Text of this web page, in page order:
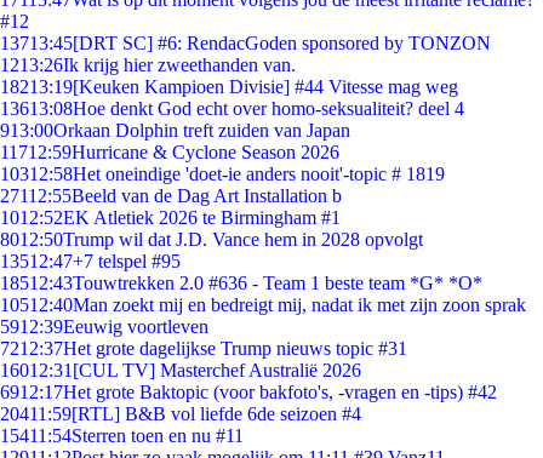
#12
13713:45[DRT SC] #6: RendacGoden sponsored by TONZON
1213:26Ik krijg hier zweethanden van.
18213:19[Keuken Kampioen Divisie] #44 Vitesse mag weg
13613:08Hoe denkt God echt over homo-seksualiteit? deel 4
913:00Orkaan Dolphin treft zuiden van Japan
11712:59Hurricane & Cyclone Season 2026
10312:58Het oneindige 'doet-ie anders nooit'-topic # 1819
27112:55Beeld van de Dag Art Installation b
1012:52EK Atletiek 2026 te Birmingham #1
8012:50Trump wil dat J.D. Vance hem in 2028 opvolgt
13512:47+7 telspel #95
18512:43Touwtrekken 2.0 #636 - Team 1 beste team *G* *O*
10512:40Man zoekt mij en bedreigt mij, nadat ik met zijn zoon sprak
5912:39Eeuwig voortleven
7212:37Het grote dagelijkse Trump nieuws topic #31
16012:31 [CUL TV] Masterchef Australië 2026
6912:17Het grote Baktopic (voor bakfoto's, -vragen en -tips) #42
20411:59[RTL] B&B vol liefde 6de seizoen #4
15411:54Sterren toen en nu #11